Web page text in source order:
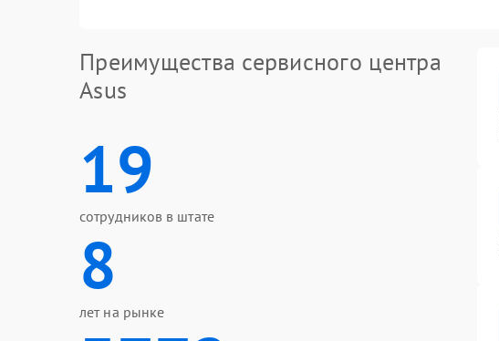
Преимущества сервисного центра
Asus
19
сотрудников в штате
8
лет на рынке